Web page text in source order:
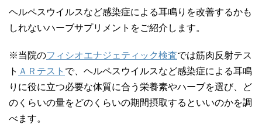
ヘルペスウイルスなど感染症による耳鳴りを改善するかも
しれないハーブサプリメントをご紹介します。
※当院のフィシオエナジェティック検査では筋肉反射テス
ト ＡＲテスト で、ヘルペスウイルスなど感染症による耳鳴
りに役に立つ必要な体質に合う栄養素やハーブを選び、ど
のくらいの量をどのくらいの期間摂取するといいのかを調
べます。